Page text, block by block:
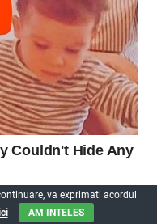
va exprimati acordul
AM INTELES